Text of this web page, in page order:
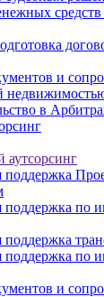
и
в
поддержка
поддержка по
по
и